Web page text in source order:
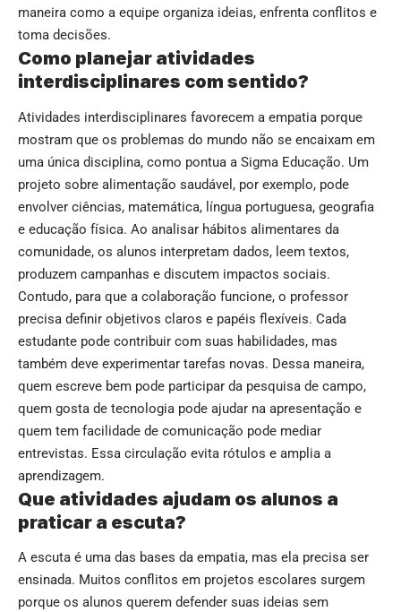
maneira como a equipe organiza ideias, enfrenta conflitos e
toma decisões.
Como planejar atividades
interdisciplinares com sentido?
Atividades interdisciplinares favorecem a empatia porque
mostram que os problemas do mundo não se encaixam em
uma única disciplina, como pontua a Sigma Educação. Um
projeto sobre alimentação saudável, por exemplo, pode
envolver ciências, matemática, língua portuguesa, geografia
e educação física. Ao analisar hábitos alimentares da
comunidade, os alunos interpretam dados, leem textos,
produzem campanhas e discutem impactos sociais.
Contudo, para que a colaboração funcione, o professor
precisa definir objetivos claros e papéis flexíveis. Cada
estudante pode contribuir com suas habilidades, mas
também deve experimentar tarefas novas. Dessa maneira,
quem escreve bem pode participar da pesquisa de campo,
quem gosta de tecnologia pode ajudar na apresentação e
quem tem facilidade de comunicação pode mediar
entrevistas. Essa circulação evita rótulos e amplia a
aprendizagem.
Que atividades ajudam os alunos a
praticar a escuta?
A escuta é uma das bases da empatia, mas ela precisa ser
ensinada. Muitos conflitos em projetos escolares surgem
porque os alunos querem defender suas ideias sem